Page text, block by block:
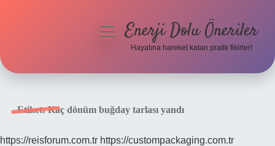
menüyüEnerji Dolu Öneriler
Hayatına hareket katan pratik fikirler!
Etiket:Kaç dönüm buğday tarlası yandı
https://reisforum.com.tr https://custompackaging.com.tr